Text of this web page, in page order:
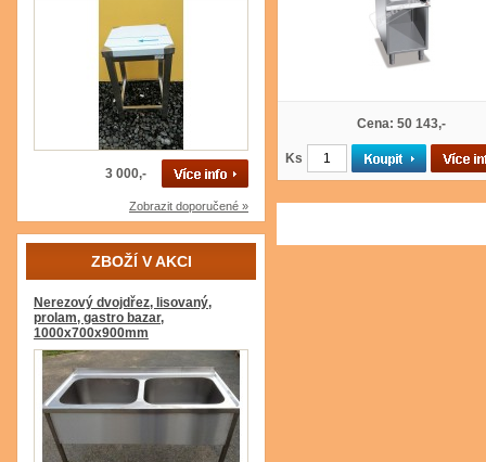
3 000,-
Zobrazit doporučené »
ZBOŽÍ V AKCI
Nerezový dvojdřez, lisovaný,
prolam, gastro bazar,
1000x700x900mm
Cena: 50 143,-
Ks